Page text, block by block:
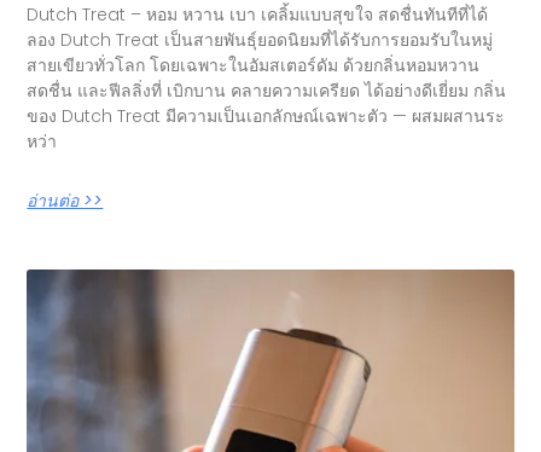
Dutch Treat – หอม หวาน เบา เคลิ้มแบบสุขใจ สดชื่นทันทีที่ได้
ลอง Dutch Treat เป็นสายพันธุ์ยอดนิยมที่ได้รับการยอมรับในหมู่
สายเขียวทั่วโลก โดยเฉพาะในอัมสเตอร์ดัม ด้วยกลิ่นหอมหวาน
สดชื่น และฟีลลิ่งที่ เบิกบาน คลายความเครียด ได้อย่างดีเยี่ยม กลิ่น
ของ Dutch Treat มีความเป็นเอกลักษณ์เฉพาะตัว — ผสมผสานระ
หว่า
อ่านต่อ >>